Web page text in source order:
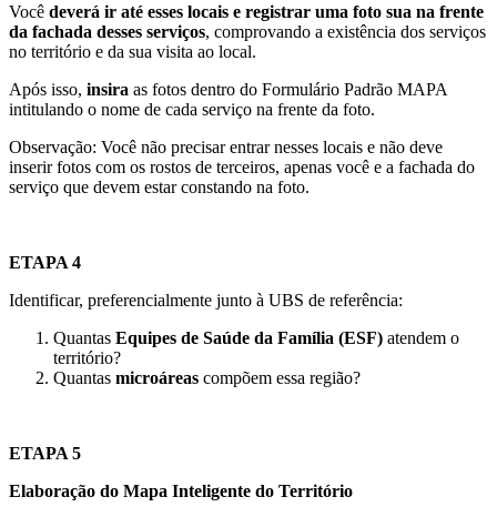
Você deverá ir até esses locais e registrar uma foto sua na frente
da fachada desses serviços, comprovando a existência dos serviços
no território e da sua visita ao local.
Após isso, insira as fotos dentro do Formulário Padrão MAPA
intitulando o nome de cada serviço na frente da foto.
Observação: Você não precisar entrar nesses locais e não deve
inserir fotos com os rostos de terceiros, apenas você e a fachada do
serviço que devem estar constando na foto.
ETAPA 4
Identificar, preferencialmente junto à UBS de referência:
Quantas Equipes de Saúde da Família (ESF) atendem o
território?
Quantas microáreas compõem essa região?
ETAPA 5
Elaboração do Mapa Inteligente do Território